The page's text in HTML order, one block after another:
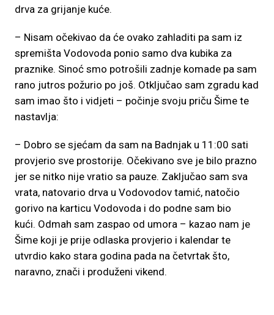
drva za grijanje kuće.
– Nisam očekivao da će ovako zahladiti pa sam iz
spremišta Vodovoda ponio samo dva kubika za
praznike. Sinoć smo potrošili zadnje komade pa sam
rano jutros požurio po još. Otključao sam zgradu kad
sam imao što i vidjeti – počinje svoju priču Šime te
nastavlja:
– Dobro se sjećam da sam na Badnjak u 11:00 sati
provjerio sve prostorije. Očekivano sve je bilo prazno
jer se nitko nije vratio sa pauze. Zaključao sam sva
vrata, natovario drva u Vodovodov tamić, natočio
gorivo na karticu Vodovoda i do podne sam bio
kući. Odmah sam zaspao od umora – kazao nam je
Šime koji je prije odlaska provjerio i kalendar te
utvrdio kako stara godina pada na četvrtak što,
naravno, znači i produženi vikend.